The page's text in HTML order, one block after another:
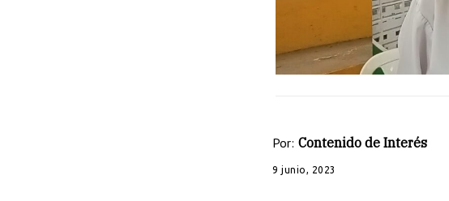
Por: Contenido de Interés
9 junio, 2023